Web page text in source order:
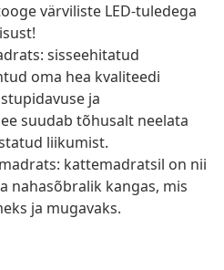
värviliste LED-tuledega
sisseehitatud
oma hea kvaliteedi
ja
suudab tõhusalt neelata
liikumist.
kattemadratsil on nii
nahasõbralik kangas, mis
ja mugavaks.